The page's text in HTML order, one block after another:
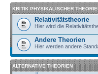
KRITIK PHYSIKALISCHER
Relativitätstheorie
Hier wird die
Andere Theorien
Hier werden andere
ALTERNATIVE THEORIEN